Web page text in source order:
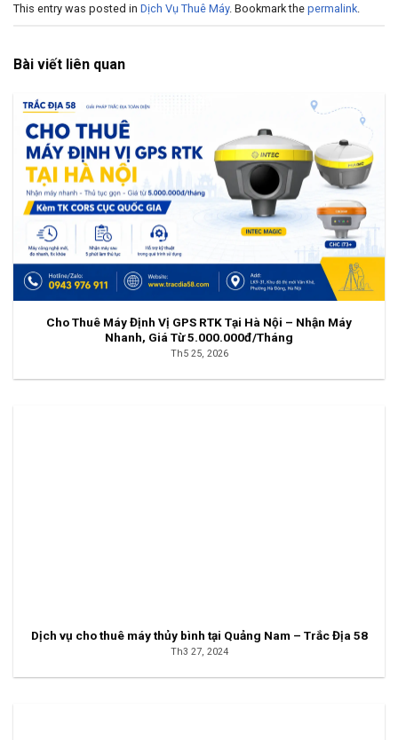
This entry was posted in Dịch Vụ Thuê Máy. Bookmark the permalink
Bài viết liên quan
Cho Thuê Máy Định Vị GPS RTK Tại Hà Nội – Nhận Máy
Nhanh, Giá Từ 5.000.000đ/Tháng
Th5 25, 2026
Dịch vụ cho thuê máy thủy bình tại Quảng Nam – Trắc Địa 58
Th3 27, 2024